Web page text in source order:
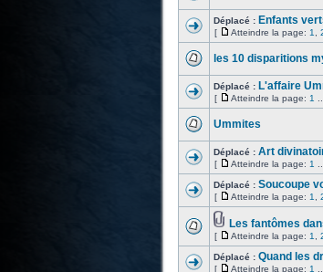
Déplacé : Enfants
[ Atteindre la page: 1
les 10 disparitions
Déplacé : L'affaire
[ Atteindre la page: 1
Ummites
Déplacé : Art
[ Atteindre la page: 1
Déplacé : Soucoupe
[ Atteindre la page: 1
Les fantômes
[ Atteindre la page: 1
Déplacé : Quand les
[ Atteindre la page: 1